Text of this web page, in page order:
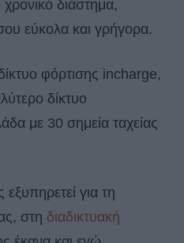
διάστημα,
εύκολα και γρήγορα.
φόρτισης incharge,
δίκτυο
με 30 σημεία ταχείας
για τη
στη διαδικτυακή